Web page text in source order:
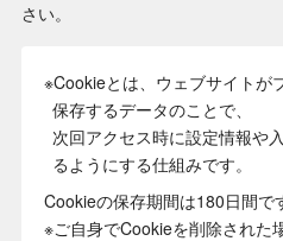
さい。
※Cookieとは、ウェブサイトが
保存するデータのことで、
次回アクセス時に設定情報や
るようにする仕組みです。
Cookieの保存期間は180日間で
※ご自身でCookieを削除された